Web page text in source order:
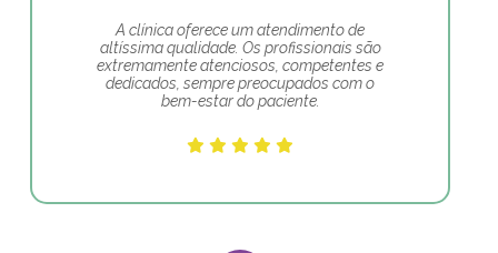
A clínica oferece um atendimento de
altíssima qualidade. Os profissionais são
extremamente atenciosos, competentes e
dedicados, sempre preocupados com o
bem-estar do paciente.